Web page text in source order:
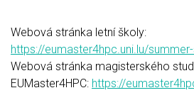
Webová stránka letní školy:
https://eumaster4hpc.uni.lu/
Webová stránka magisterského
EUMaster4HPC: https://